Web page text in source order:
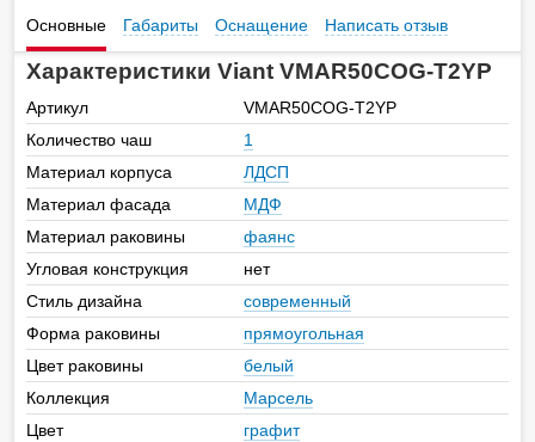
Основные Габариты Оснащение Написать отзыв
Характеристики Viant VMAR50COG-T2YP
Артикул
VMAR50COG-T2YP
Количество чаш
1
Материал корпуса
ЛДСП
Материал фасада
МДФ
Материал раковины
фаянс
Угловая конструкция
нет
Стиль дизайна
современный
Форма раковины
прямоугольная
Цвет раковины
белый
Коллекция
Марсель
Цвет
графит